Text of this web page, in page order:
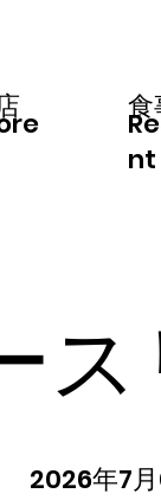
nt
食
2026年7